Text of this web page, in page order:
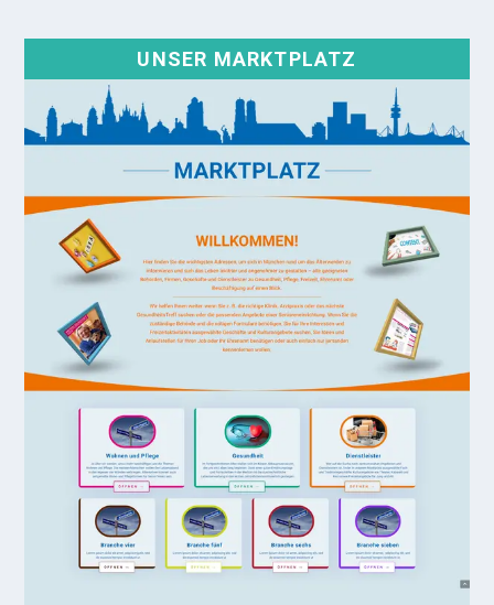
UNSER MARKTPLATZ